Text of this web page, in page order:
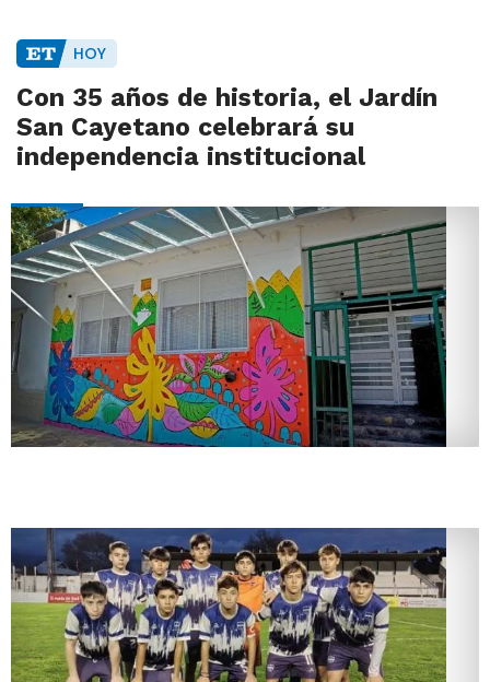
HOY
Con 35 años de historia, el Jardín
San Cayetano celebrará su
independencia institucional